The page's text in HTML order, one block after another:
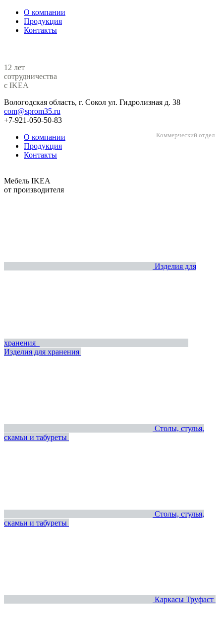
О компании
Продукция
Контакты
12 лет
сотрудничества
с IKEA
Вологодская область, г. Сокол ул. Гидролизная д. 38
com@sprom35.ru
+7-921-050-50-83
Коммерческий отдел
О компании
Продукция
Контакты
Мебель IKEA
от производителя
Изделия для
хранения
Изделия для хранения
Столы, стулья,
скамьи и табуреты
Столы, стулья,
скамьи и табуреты
Каркасы Труфаст